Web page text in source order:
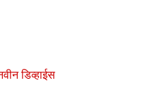
डिव्हाईस